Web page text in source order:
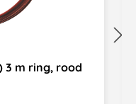
3 m ring, rood